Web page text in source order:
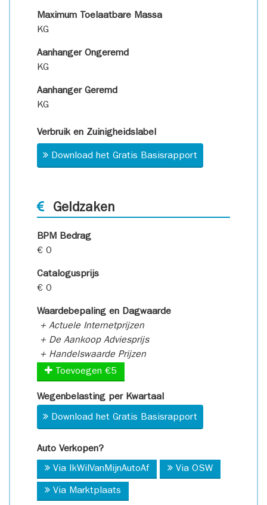
Maximum Toelaatbare Massa
KG
Aanhanger Ongeremd
KG
Aanhanger Geremd
KG
Verbruik en Zuinigheidslabel
Download het Gratis Basisrapport
Geldzaken
BPM Bedrag
€ 0
Catalogusprijs
€ 0
Waardebepaling en Dagwaarde
+ Actuele Internetprijzen
+ De Aankoop Adviesprijs
+ Handelswaarde Prijzen
Toevoegen €5
Wegenbelasting per Kwartaal
Download het Gratis Basisrapport
Auto Verkopen?
Via IkWilVanMijnAutoAf Via OSW
Via Marktplaats